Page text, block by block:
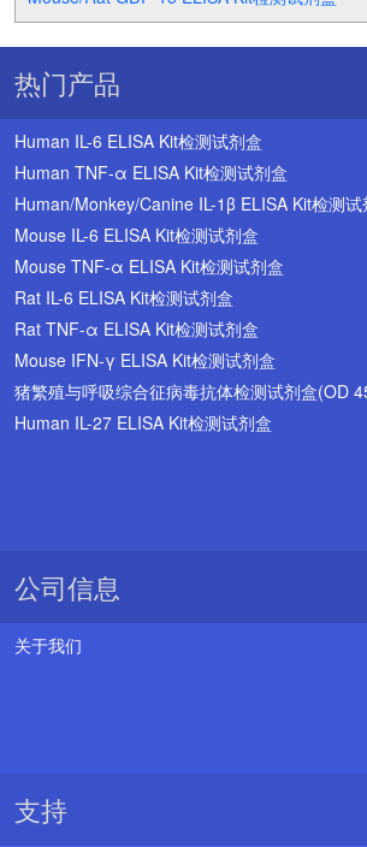
热门产品
Human IL-6 ELISA Kit检测试剂盒
Human TNF-α ELISA Kit检测试剂盒
Human/Monkey/Canine IL-1β ELISA Kit检测试
Mouse IL-6 ELISA Kit检测试剂盒
Mouse TNF-α ELISA Kit检测试剂盒
Rat IL-6 ELISA Kit检测试剂盒
Rat TNF-α ELISA Kit检测试剂盒
Mouse IFN-γ ELISA Kit检测试剂盒
猪繁殖与呼吸综合征病毒抗体检测试剂盒(OD
Human IL-27 ELISA Kit检测试剂盒
公司信息
关于我们
支持